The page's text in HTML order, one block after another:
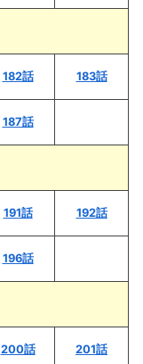
182話 183話
187話
191話 192話
196話
200話 201話